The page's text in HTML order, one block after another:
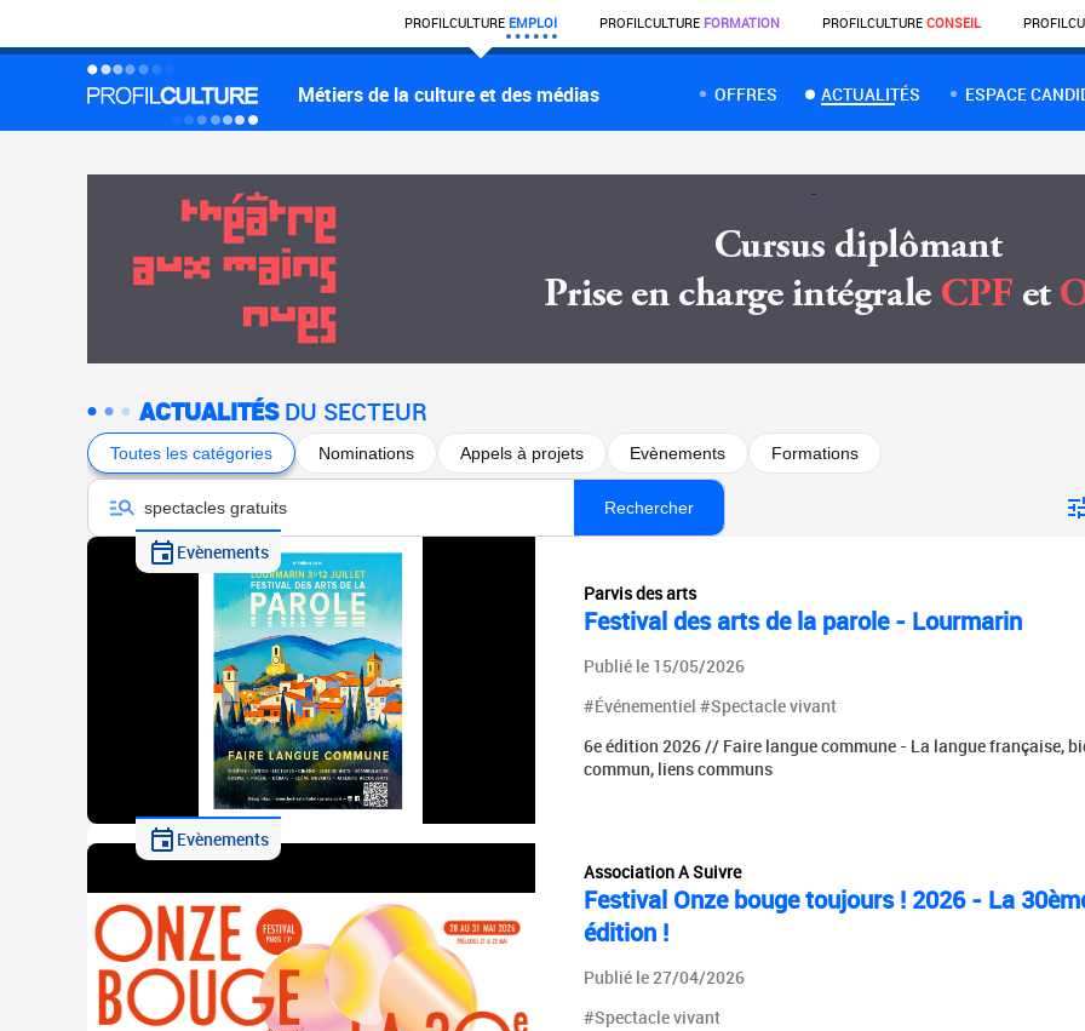
PROFILCULTURE EMPLOI PROFILCULTURE FORMATION PROFILCULTURE CONSEIL PROFIL
Métiers de la culture et des médias OFFRES ACTUALITÉS ESPACE
ACTUALITÉSDU SECTEUR
Toutes les catégories Nominations Appels à projets Evènements Formations
Rechercher
Evènements
Parvis des arts
Festival des arts de la parole - Lourmarin
Publié le 15/05/2026
#Événementiel #Spectacle vivant
6e édition 2026 // Faire langue commune - La langue française,
commun, liens communs
Evènements
Association A Suivre
Festival Onze bouge toujours ! 2026 - La
édition !
Publié le 27/04/2026
#Spectacle vivant